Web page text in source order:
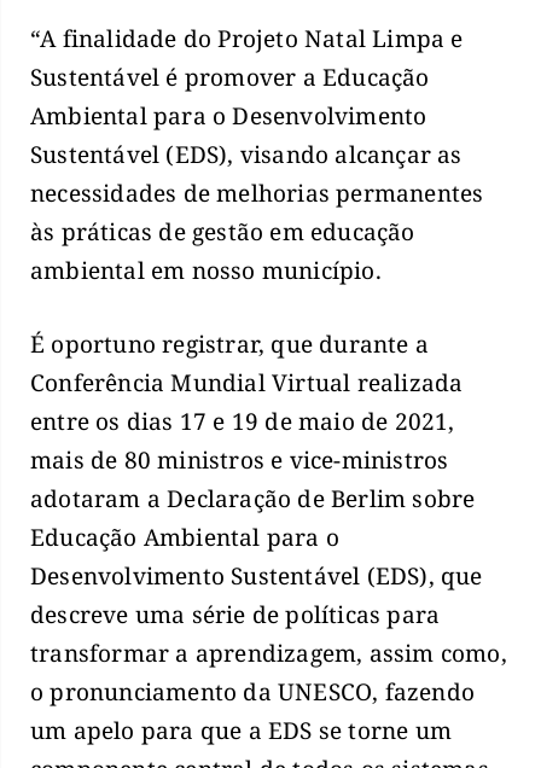
“A finalidade do Projeto Natal Limpa e
Sustentável é promover a Educação
Ambiental para o Desenvolvimento
Sustentável (EDS), visando alcançar as
necessidades de melhorias permanentes
às práticas de gestão em educação
ambiental em nosso município.
É oportuno registrar, que durante a
Conferência Mundial Virtual realizada
entre os dias 17 e 19 de maio de 2021,
mais de 80 ministros e vice-ministros
adotaram a Declaração de Berlim sobre
Educação Ambiental para o
Desenvolvimento Sustentável (EDS), que
descreve uma série de políticas para
transformar a aprendizagem, assim como,
o pronunciamento da UNESCO, fazendo
um apelo para que a EDS se torne um